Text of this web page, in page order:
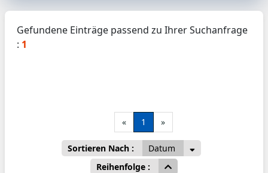
Gefundene Einträge passend zu Ihrer Suchanfrage
: 1
« 1 »
Sortieren Nach :
Datum
Reihenfolge :